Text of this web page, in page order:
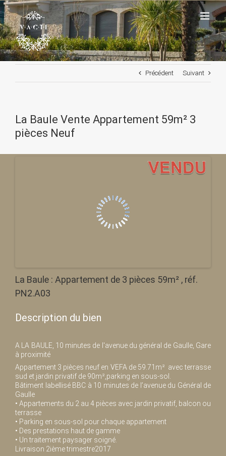
Passer
au
contenu
Précédent Suivant
La Baule Vente Appartement 59m² 3
pièces Neuf
La Baule : Appartement de 3 pièces 59m² , réf.
PN2.A03
Description du bien
A LA BAULE, 10 minutes de l'avenue du général de Gaulle, Gare
à proximité
Appartement 3 pièces neuf en VEFA de 59.71m² avec terrasse
sud et jardin privatif de 90m²,parking en sous-sol.
Bâtiment labellisé BBC à 10 minutes de l’avenue du Général de
Gaulle
• Appartements du 2 au 4 pièces avec jardin privatif, balcon ou
terrasse
• Parking en sous-sol pour chaque appartement
• Des prestations haut de gamme
• Un traitement paysager soigné.
Livraison 2ième trimestre2017